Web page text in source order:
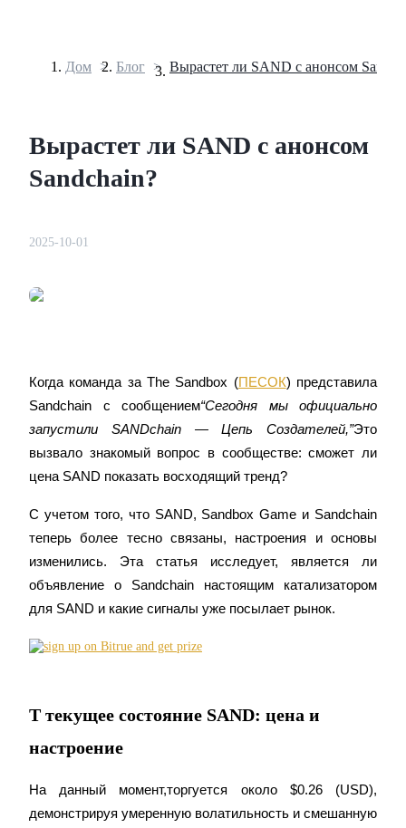
Фьючерсы на COIN-M
TradFi
Деривативы на акции, форекс, драгоценные металлы и
Дом > Блог > Вырастет ли SAND с анонсом
Вырастет ли SAND с анонсом
Sandchain?
2025-10-01
Когда команда за The Sandbox (ПЕСОК) представила
Sandchain с сообщением“Сегодня мы официально
запустили SANDchain — Цепь Создателей,”Это
вызвало знакомый вопрос в сообществе: сможет ли
цена SAND показать восходящий тренд?
С учетом того, что SAND, Sandbox Game и Sandchain
теперь более тесно связаны, настроения и основы
изменились. Эта статья исследует, является ли
объявление о Sandchain настоящим катализатором
для SAND и какие сигналы уже посылает рынок.
Т текущее состояние SAND: цена и
настроение
На данный момент,торгуется около $0.26 (USD),
демонстрируя умеренную волатильность и смешанную